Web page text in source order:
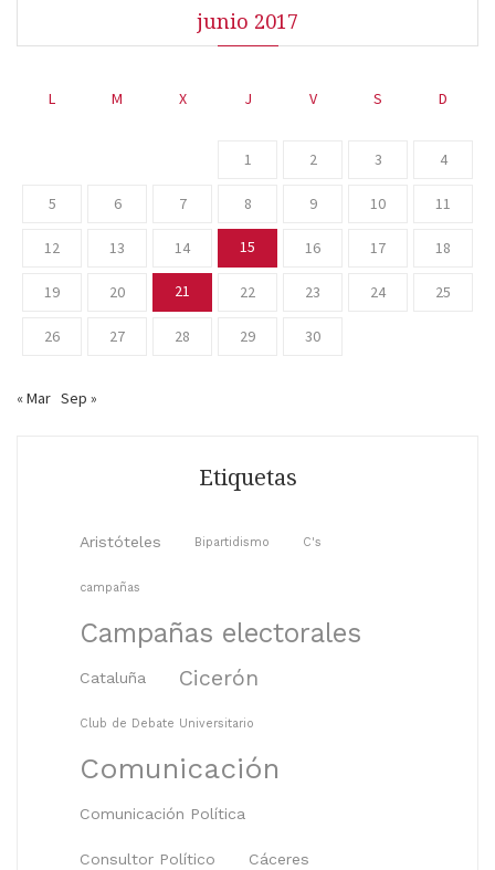
junio 2017
L M X J V S D
1 2 3 4
5 6 7 8 9 10 11
12 13 14 15 16 17 18
19 20 21 22 23 24 25
26 27 28 29 30
« Mar Sep »
Etiquetas
Aristóteles Bipartidismo C's
campañas
Campañas electorales
Cataluña Cicerón
Club de Debate Universitario
Comunicación
Comunicación Política
Consultor Político Cáceres